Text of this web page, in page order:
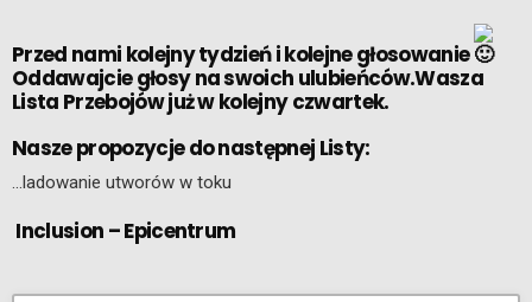
Przed nami kolejny tydzień i kolejne głosowanie
Oddawajcie głosy na swoich ulubieńców.Wasza
Lista Przebojów już w kolejny czwartek.
Nasze propozycje do następnej Listy:
…ladowanie utworów w toku
Inclusion – Epicentrum